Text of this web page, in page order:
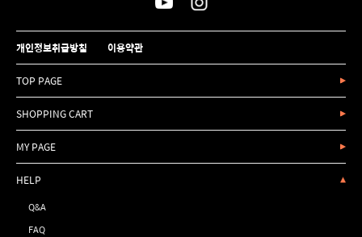
개인정보취급방침 이용약관
TOP PAGE
SHOPPING CART
MY PAGE
HELP
Q&A
FAQ